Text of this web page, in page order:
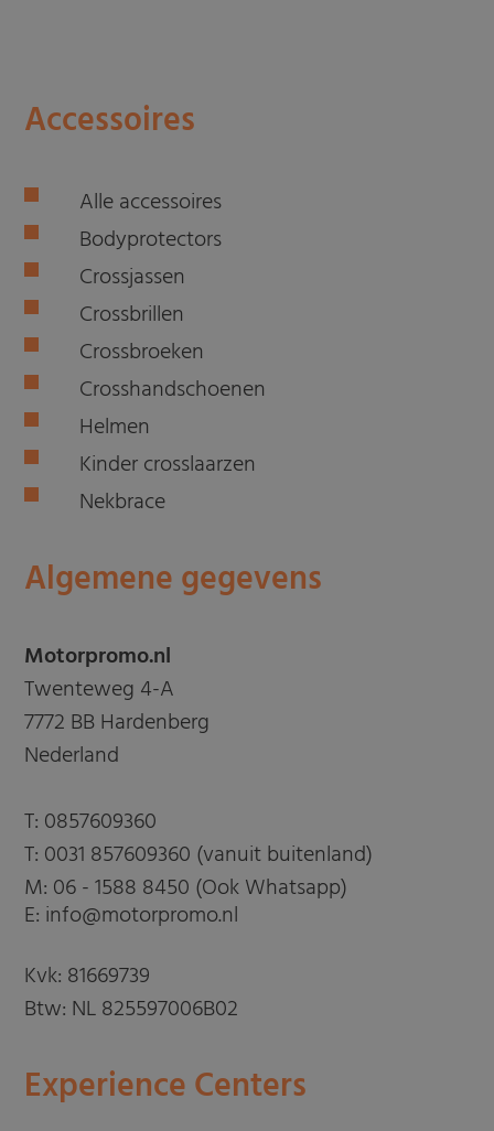
Accessoires
Alle accessoires
Bodyprotectors
Crossjassen
Crossbrillen
Crossbroeken
Crosshandschoenen
Helmen
Kinder crosslaarzen
Nekbrace
Algemene gegevens
Motorpromo.nl
Twenteweg 4-A
7772 BB Hardenberg
Nederland
T: 0857609360
T: 0031 857609360 (vanuit buitenland)
M: 06 - 1588 8450 (Ook Whatsapp)
E: info@motorpromo.nl
Kvk: 81669739
Btw: NL 825597006B02
Experience Centers